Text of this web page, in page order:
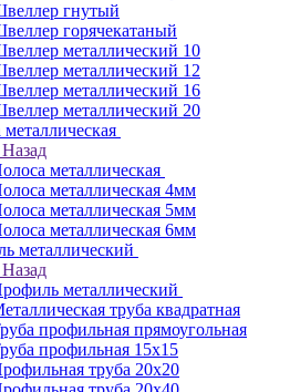
гнутый
горячекатаный
металлический 10
металлический 12
металлический 16
металлический 20
Назад
металлическая
металлическая 4мм
металлическая 5мм
металлическая 6мм
металлический
Назад
металлический
труба квадратная
профильная прямоугольная
профильная 15х15
труба 20х20